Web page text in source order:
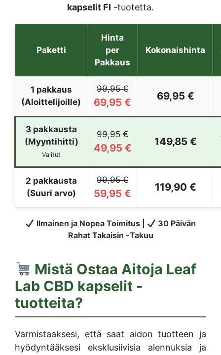
kapselit FI -tuotetta.
Paketti
Hinta
per
Pakkaus
Kokonaishinta
1 pakkaus
(Aloittelijoille)
99,95 €
69,95 €
69,95 €
3 pakkausta
(Myyntihitti)
Valitut
99,95 €
49,95 €
149,85 €
2 pakkausta
(Suuri arvo)
99,95 €
59,95 €
119,90 €
Ilmainen ja Nopea Toimitus |
30 Päivän
Rahat Takaisin -Takuu
Mistä Ostaa Aitoja Leaf
Lab CBD kapselit -
tuotteita?
Varmistaaksesi, että saat aidon tuotteen ja
hyödyntääksesi eksklusiivisia alennuksia ja